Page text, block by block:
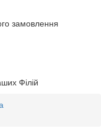
замовлення
Філій